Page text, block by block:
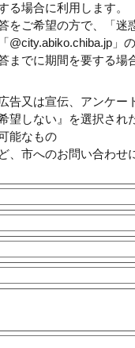
る場合に利用します。
をご希望の方で、「
」
でに期間を要する場
告又は宣伝、アンケ
望しない』を選択され
能なもの
、市へのお問い合わせ